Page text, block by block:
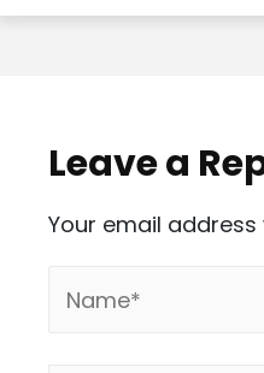
Leave a
Your email